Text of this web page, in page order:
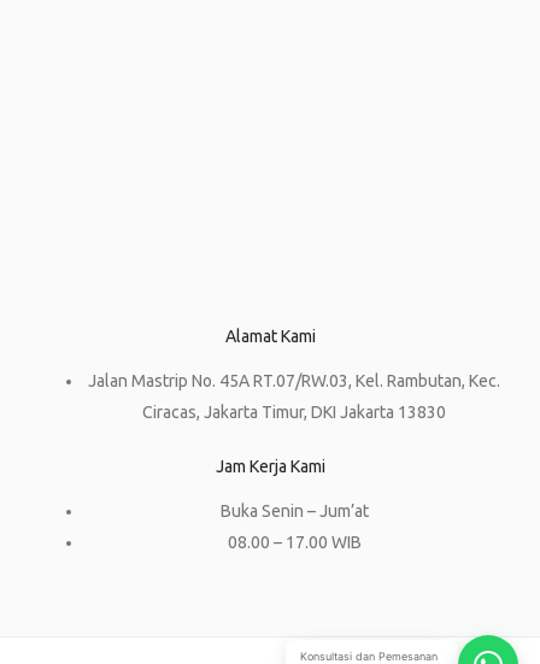
Alamat Kami
Jalan Mastrip No. 45A RT.07/RW.03, Kel. Rambutan, Kec.
Ciracas, Jakarta Timur, DKI Jakarta 13830
Jam Kerja Kami
Buka Senin – Jum’at
08.00 – 17.00 WIB
Konsultasi dan Pemesanan